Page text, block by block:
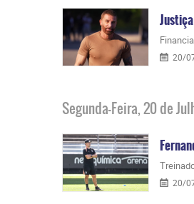
20/
Segunda-Feira, 20 de
20/